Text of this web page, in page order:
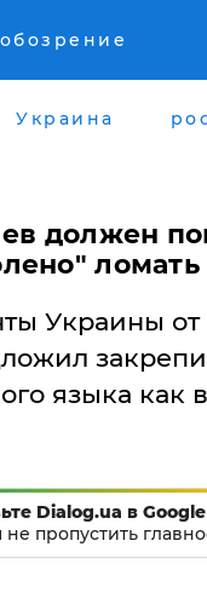
Украина
должен
Украины
языка как
Dialog.ua в
не пропустить